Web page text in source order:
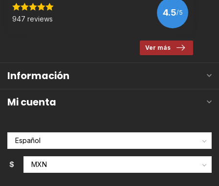
947 reviews
4.5/5
Ver más
Información
Mi cuenta
$